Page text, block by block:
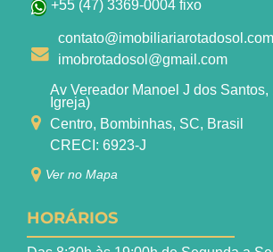
+55 (47) 3369-0004 fixo
imobrotadosol@gmail.com
Av Vereador Manoel J dos Santos,
Igreja)
Centro, Bombinhas, SC, Brasil
CRECI: 6923-J
Ver no Mapa
HORÁRIOS